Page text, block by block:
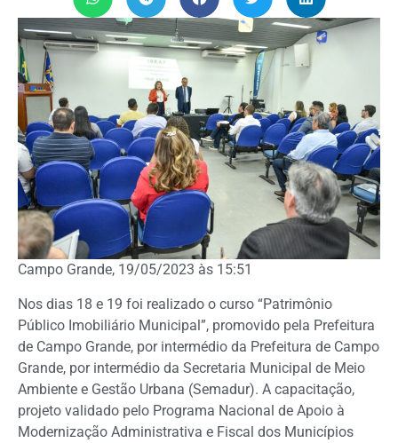
Campo Grande, 19/05/2023 às 15:51
Nos dias 18 e 19 foi realizado o curso “Patrimônio
Público Imobiliário Municipal”, promovido pela Prefeitura
de Campo Grande, por intermédio da Prefeitura de Campo
Grande, por intermédio da Secretaria Municipal de Meio
Ambiente e Gestão Urbana (Semadur). A capacitação,
projeto validado pelo Programa Nacional de Apoio à
Modernização Administrativa e Fiscal dos Municípios